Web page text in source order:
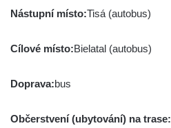
Nástupní místo:Tisá (autobus)
Cílové místo:Bielatal (autobus)
Doprava:bus
Občerstvení (ubytování) na trase: